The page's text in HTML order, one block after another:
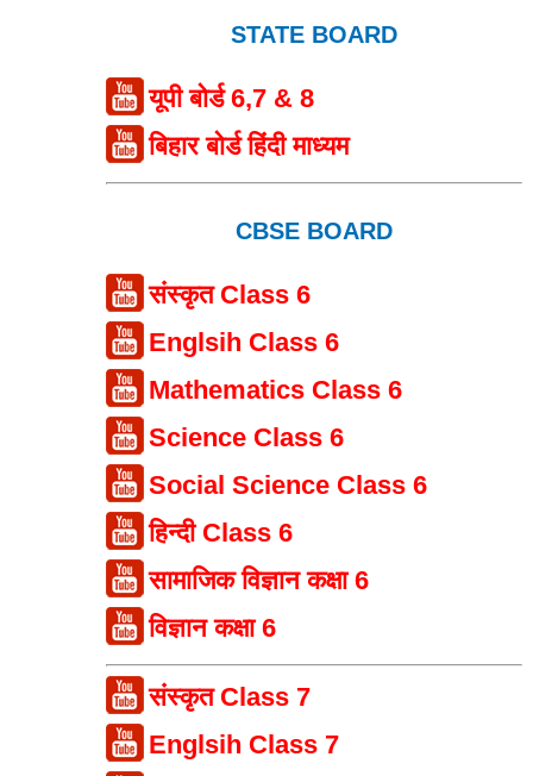
STATE BOARD
यूपी बोर्ड 6,7 & 8
बिहार बोर्ड हिंदी माध्यम
CBSE BOARD
संस्कृत Class 6
Englsih Class 6
Mathematics Class 6
Science Class 6
Social Science Class 6
हिन्दी Class 6
सामाजिक विज्ञान कक्षा 6
विज्ञान कक्षा 6
संस्कृत Class 7
Englsih Class 7